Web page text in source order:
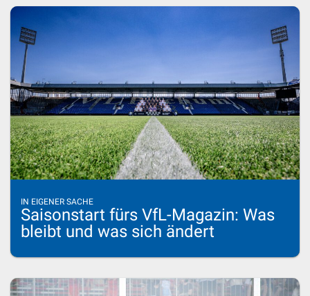
IN EIGENER SACHE
Saisonstart fürs VfL-Magazin: Was
bleibt und was sich ändert